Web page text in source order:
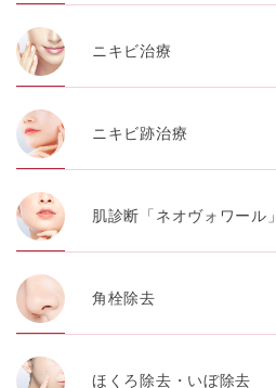
ニキビ治療
ニキビ跡治療
肌診断「ネオヴォワール」
角栓除去
ほくろ除去・いぼ除去